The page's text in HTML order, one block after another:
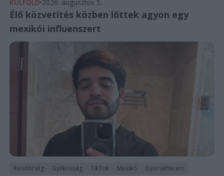
KÜLFÖLD 2026. augusztus 5.
Élő közvetítés közben lőttek agyon egy
mexikói influenszert
Rendőrség Gyilkosság TikTok Mexikó Gyorsétterem